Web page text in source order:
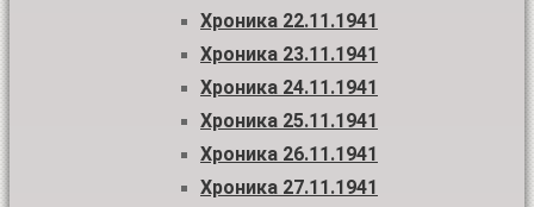
Хроника 22.11.1941
Хроника 23.11.1941
Хроника 24.11.1941
Хроника 25.11.1941
Хроника 26.11.1941
Хроника 27.11.1941